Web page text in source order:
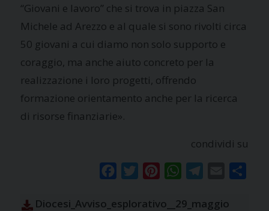
“Giovani e lavoro” che si trova in piazza San
Michele ad Arezzo e al quale si sono rivolti circa
50 giovani a cui diamo non solo supporto e
coraggio, ma anche aiuto concreto per la
realizzazione i loro progetti, offrendo
formazione orientamento anche per la ricerca
di risorse finanziarie».
condividi su
FacebookTwitterPinterestWhatsAppTelegram
Email
Diocesi_Avviso_esplorativo__29_maggio